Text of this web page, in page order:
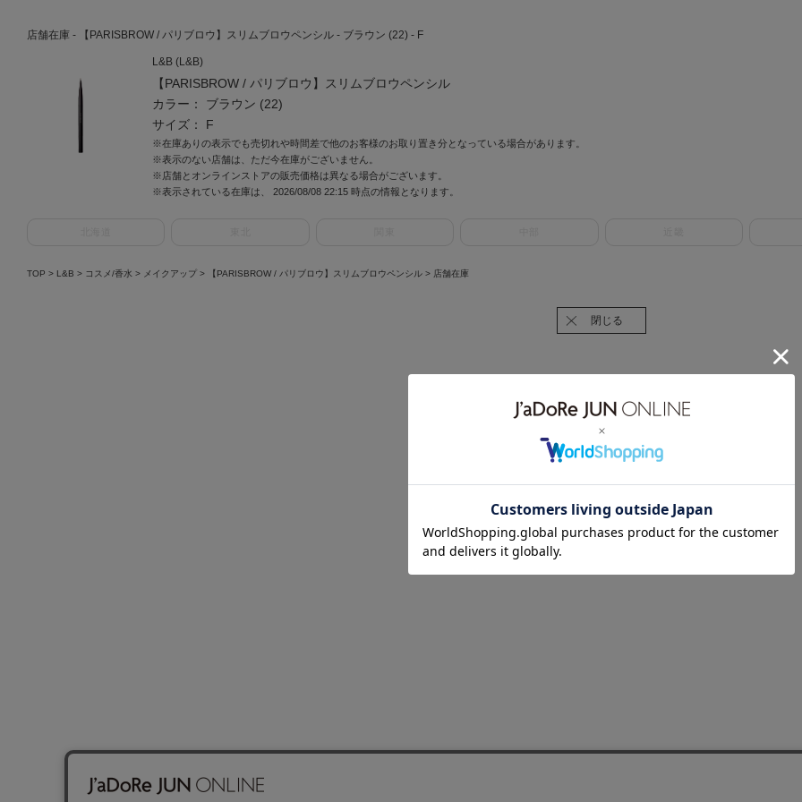
店舗在庫 - 【PARISBROW / パリブロウ】スリムブロウペンシル - ブラウン (22) - F
L&B (L&B)
【PARISBROW / パリブロウ】スリムブロウペンシル
カラー： ブラウン (22)
サイズ： F
※在庫ありの表示でも売切れや時間差で他のお客様のお取り置き分となっている場合があります。
※表示のない店舗は、ただ今在庫がございません。
※店舗とオンラインストアの販売価格は異なる場合がございます。
※表示されている在庫は、 2026/08/08 22:15 時点の情報となります。
TOP > L&B > コスメ/香水 > メイクアップ > 【PARISBROW / パリブロウ】スリムブロウペンシル > 店舗在庫
閉じる